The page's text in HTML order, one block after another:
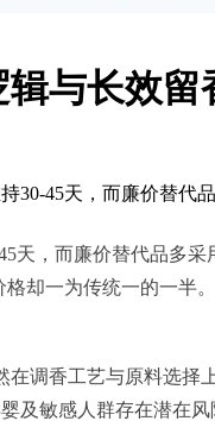
与长效留
45天，而廉价替
，而廉价替代品多采
却一为传统一的一半。
调香工艺与原料选
及敏感人群存在潜在风